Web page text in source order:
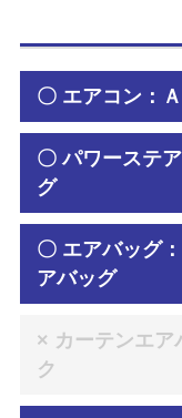
〇 エアコン：
〇 パワーステ
グ
〇 エアバッグ
アバッグ
× カーテンエア
ク